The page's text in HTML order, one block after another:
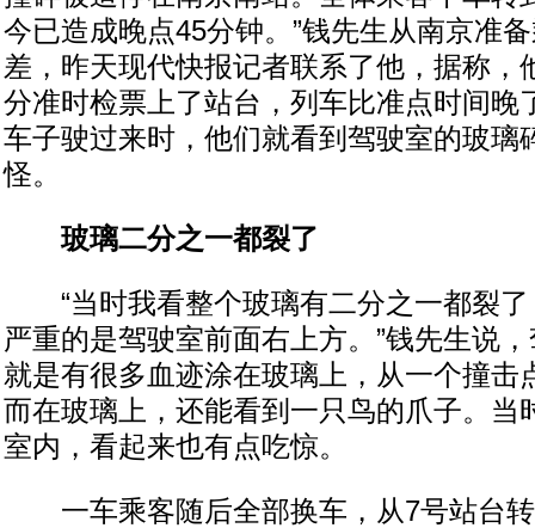
今已造成晚点45分钟。”钱先生从南京准
差，昨天现代快报记者联系了他，据称，
分准时检票上了站台，列车比准点时间晚
车子驶过来时，他们就看到驾驶室的玻璃
怪。
玻璃二分之一都裂了
“当时我看整个玻璃有二分之一都裂了
严重的是驾驶室前面右上方。”钱先生说
就是有很多血迹涂在玻璃上，从一个撞击
而在玻璃上，还能看到一只鸟的爪子。当
室内，看起来也有点吃惊。
一车乘客随后全部换车，从7号站台转